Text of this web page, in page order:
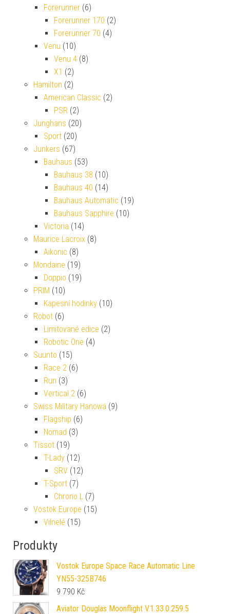
Forerunner (6)
Forerunner 170 (2)
Forerunner 70 (4)
Venu (10)
Venu 4 (8)
X1 (2)
Hamilton (2)
American Classic (2)
PSR (2)
Junghans (20)
Sport (20)
Junkers (67)
Bauhaus (53)
Bauhaus 38 (10)
Bauhaus 40 (14)
Bauhaus Automatic (19)
Bauhaus Sapphire (10)
Victoria (14)
Maurice Lacroix (8)
Aikonic (8)
Mondaine (19)
Doppio (19)
PRIM (10)
Kapesní hodinky (10)
Robot (6)
Limitované edice (2)
Robotic One (4)
Suunto (15)
Race 2 (6)
Run (3)
Vertical 2 (6)
Swiss Military Hanowa (9)
Flagship (6)
Nomad (3)
Tissot (19)
T-Lady (12)
SRV (12)
T-Sport (7)
Chrono L (7)
Vostok Europe (15)
Vilnelé (15)
Produkty
Vostok Europe Space Race Automatic Line
YN55-325B746
9 790 Kč
Aviator Douglas Moonflight V.1.33.0.259.5